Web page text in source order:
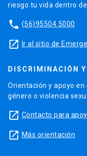
riesgo tu vida dentro
phone (56)95504 5000
launch Ir al sitio de
DISCRIMINACIÓN
Orientación y apoyo
género o violencia
launch Contacto para
launch Más orientación